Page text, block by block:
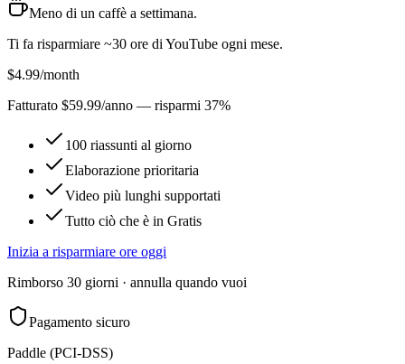
Meno di un caffè a settimana.
Ti fa risparmiare ~30 ore di YouTube ogni mese.
$4.99/month
Fatturato $59.99/anno — risparmi 37%
100 riassunti al giorno
Elaborazione prioritaria
Video più lunghi supportati
Tutto ciò che è in Gratis
Inizia a risparmiare ore oggi
Rimborso 30 giorni · annulla quando vuoi
Pagamento sicuro
Paddle (PCI-DSS)